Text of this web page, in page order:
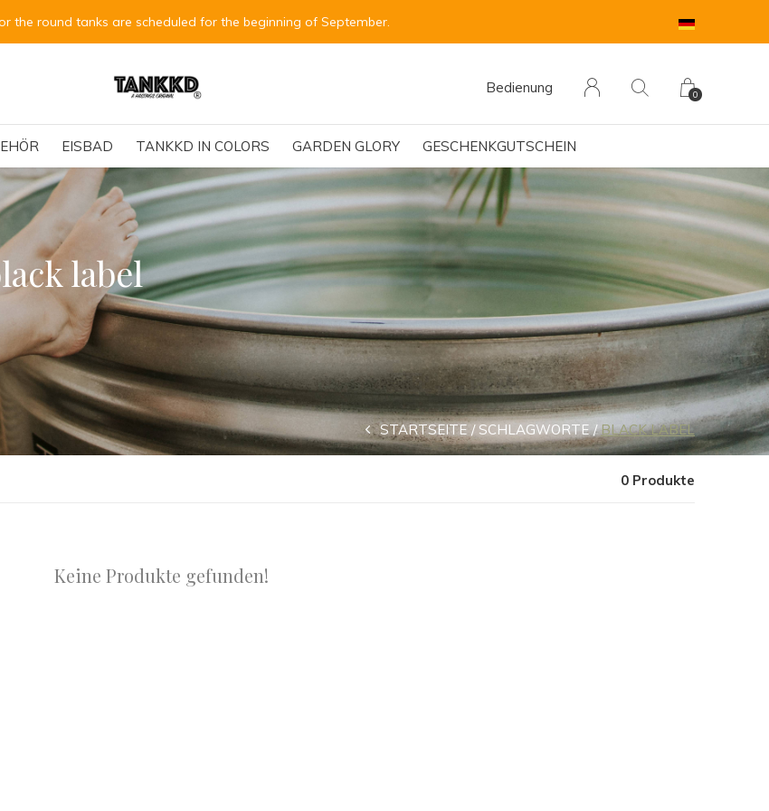
EISBAD TANKKD IN COLORS GARDEN GLORY GESCHENKGUTSCHEIN
Bedienung 0
the round tanks are scheduled for the beginning of September.
label
STARTSEITE SCHLAGWORTE BLACK LABEL
0 Produkte
Keine Produkte gefunden!